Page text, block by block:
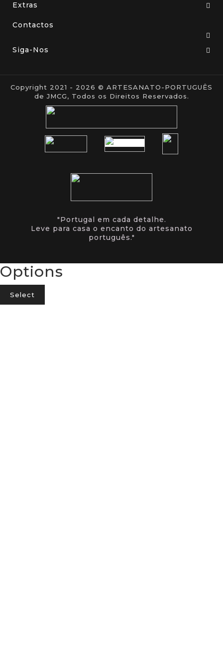
Extras
Contactos
Siga-Nos
Copyright 2021 - 2026 © ARTESANATO-PORTUGUÊS
de JMCG, Todos os Direitos Reservados.
"Portugal em cada detalhe.
Leve para casa o encanto do artesanato
português."
Options
Select